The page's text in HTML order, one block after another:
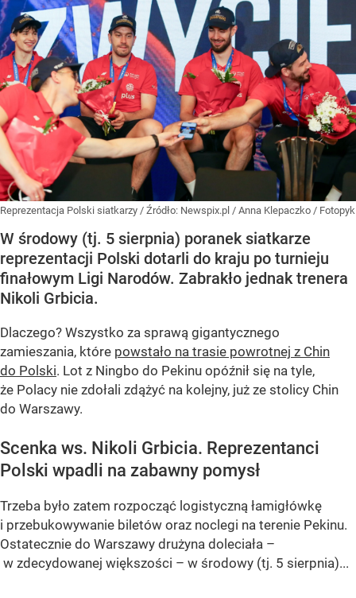
Reprezentacja Polski siatkarzy / Źródło: Newspix.pl / Anna Klepaczko / Fotopyk
W środowy (tj. 5 sierpnia) poranek siatkarze
reprezentacji Polski dotarli do kraju po turnieju
finałowym Ligi Narodów. Zabrakło jednak trenera
Nikoli Grbicia.
Dlaczego? Wszystko za sprawą gigantycznego
zamieszania, które powstało na trasie powrotnej z Chin
do Polski. Lot z Ningbo do Pekinu opóźnił się na tyle,
że Polacy nie zdołali zdążyć na kolejny, już ze stolicy Chin
do Warszawy.
Scenka ws. Nikoli Grbicia. Reprezentanci
Polski wpadli na zabawny pomysł
Trzeba było zatem rozpocząć logistyczną łamigłówkę
i przebukowywanie biletów oraz noclegi na terenie Pekinu.
Ostatecznie do Warszawy drużyna doleciała –
w zdecydowanej większości – w środowy (tj. 5 sierpnia)...